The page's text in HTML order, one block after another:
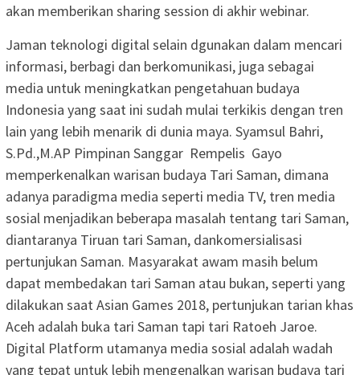
akan memberikan sharing session di akhir webinar.
Jaman teknologi digital selain dgunakan dalam mencari
informasi, berbagi dan berkomunikasi, juga sebagai
media untuk meningkatkan pengetahuan budaya
Indonesia yang saat ini sudah mulai terkikis dengan tren
lain yang lebih menarik di dunia maya. Syamsul Bahri,
S.Pd.,M.AP Pimpinan Sanggar Rempelis Gayo
memperkenalkan warisan budaya Tari Saman, dimana
adanya paradigma media seperti media TV, tren media
sosial menjadikan beberapa masalah tentang tari Saman,
diantaranya Tiruan tari Saman, dankomersialisasi
pertunjukan Saman. Masyarakat awam masih belum
dapat membedakan tari Saman atau bukan, seperti yang
dilakukan saat Asian Games 2018, pertunjukan tarian khas
Aceh adalah buka tari Saman tapi tari Ratoeh Jaroe.
Digital Platform utamanya media sosial adalah wadah
yang tepat untuk lebih mengenalkan warisan budaya tari